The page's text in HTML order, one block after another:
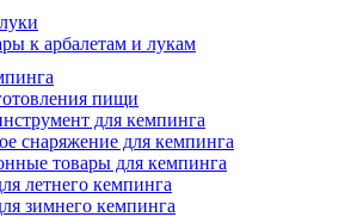
к арбалетам и лукам
пищи
для кемпинга
снаряжение для кемпинга
товары для кемпинга
летнего кемпинга
зимнего кемпинга